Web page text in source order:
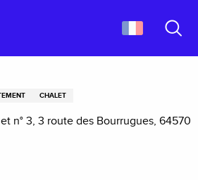
CHALET
n° 3, 3 route des Bourrugues, 64570